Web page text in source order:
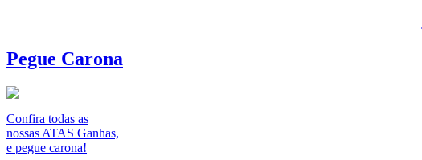
Pegue Carona
Confira todas as
nossas ATAS Ganhas,
e pegue carona!